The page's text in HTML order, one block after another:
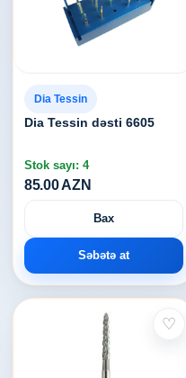
Dia Tessin
Dia Tessin dəsti 6605
Stok sayı: 4
85.00 AZN
Bax
Səbətə at
♡